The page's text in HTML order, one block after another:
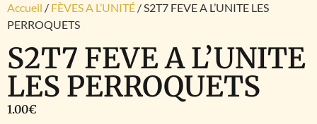
Accueil / FÈVES A L’UNITÉ / S2T7 FEVE A L’UNITE LES
PERROQUETS
S2T7 FEVE A L’UNITE
LES PERROQUETS
1.00€